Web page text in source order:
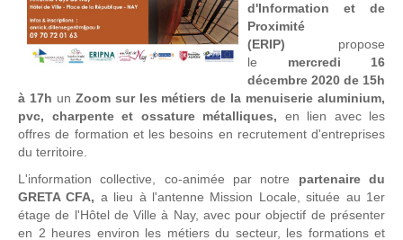
d'Information et de
Proximité
(ERIP)
propose
le mercredi 16
décembre 2020 de 15h
à 17h un Zoom sur les métiers de la menuiserie aluminium,
pvc, charpente et ossature métalliques, en lien avec les
offres de formation et les besoins en recrutement d'entreprises
du territoire.
L'information collective, co-animée par notre partenaire du
GRETA CFA, a lieu à l'antenne Mission Locale, située au 1er
étage de l'Hôtel de Ville à Nay, avec pour objectif de présenter
en 2 heures environ les métiers du secteur, les formations et